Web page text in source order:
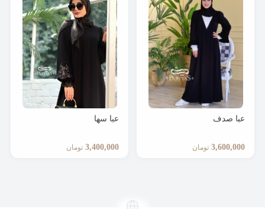
عبا صدف
3,600,000 تومان
عبا سها
3,400,000 تومان